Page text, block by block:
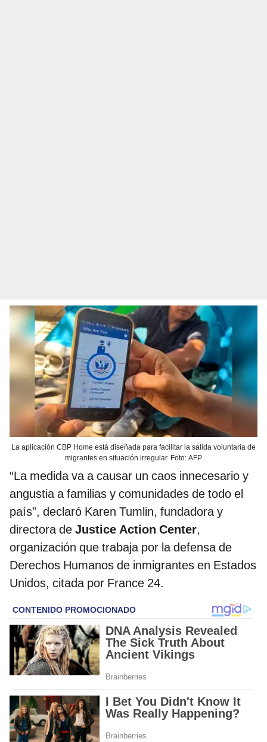
La aplicación CBP Home está diseñada para facilitar la salida voluntaria de
migrantes en situación irregular. Foto: AFP
“La medida va a causar un caos innecesario y
angustia a familias y comunidades de todo el
país”, declaró Karen Tumlin, fundadora y
directora de Justice Action Center,
organización que trabaja por la defensa de
Derechos Humanos de inmigrantes en Estados
Unidos, citada por France 24.